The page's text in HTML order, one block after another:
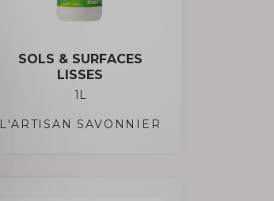
SOLS & SURFACES
LISSES
1L
L'ARTISAN SAVONNIER